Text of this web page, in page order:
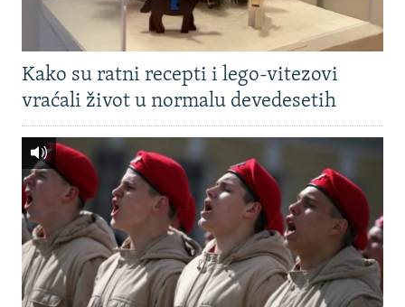
Kako su ratni recepti i lego-vitezovi
vraćali život u normalu devedesetih